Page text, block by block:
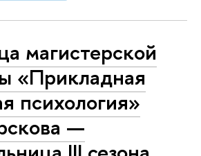
магистерской
«Прикладная
психология»
—